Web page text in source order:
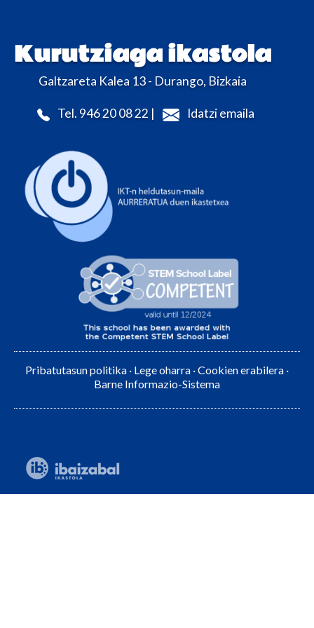
Kurutziaga ikastola
Galtzareta Kalea 13 - Durango, Bizkaia
Tel. 946 20 08 22 | Idatzi emaila
Pribatutasun politika · Lege oharra ·Cookien erabilera ·
Barne Informazio-Sistema